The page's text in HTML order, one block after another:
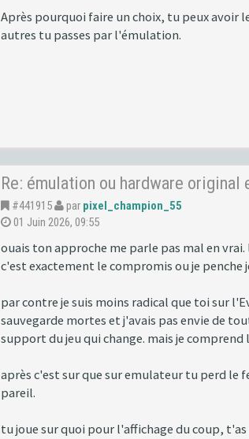
Après pourquoi faire un choix, tu peux avoir
autres tu passes par l'émulation.
Re: émulation ou hardware original
#441915 par pixel_champion_55
01 Juin 2026, 09:55
ouais ton approche me parle pas mal en
c'est exactement le compromis ou je penche
par contre je suis moins radical que toi sur
sauvegarde mortes et j'avais pas envie de
support du jeu qui change. mais je
après c'est sur que sur emulateur tu perd le
pareil.
tu joue sur quoi pour l'affichage du coup,